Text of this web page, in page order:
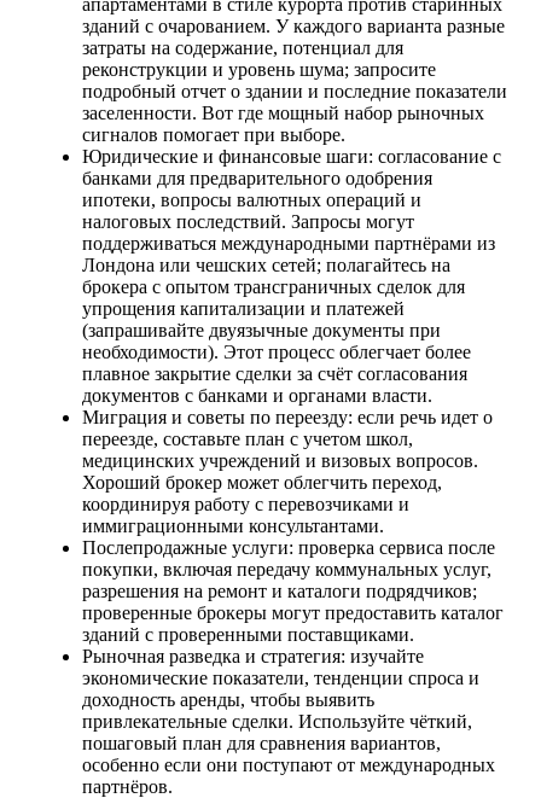
зданий с очарованием. У каждого варианта разные
затраты на содержание, потенциал для
реконструкции и уровень шума; запросите
подробный отчет о здании и последние показатели
заселенности. Вот где мощный набор рыночных
сигналов помогает при выборе.
Юридические и финансовые шаги: согласование с
банками для предварительного одобрения
ипотеки, вопросы валютных операций и
налоговых последствий. Запросы могут
поддерживаться международными партнёрами из
Лондона или чешских сетей; полагайтесь на
брокера с опытом трансграничных сделок для
упрощения капитализации и платежей
(запрашивайте двуязычные документы при
необходимости). Этот процесс облегчает более
плавное закрытие сделки за счёт согласования
документов с банками и органами власти.
Миграция и советы по переезду: если речь идет о
переезде, составьте план с учетом школ,
медицинских учреждений и визовых вопросов.
Хороший брокер может облегчить переход,
координируя работу с перевозчиками и
иммиграционными консультантами.
Послепродажные услуги: проверка сервиса после
покупки, включая передачу коммунальных услуг,
разрешения на ремонт и каталоги подрядчиков;
проверенные брокеры могут предоставить каталог
зданий с проверенными поставщиками.
Рыночная разведка и стратегия: изучайте
экономические показатели, тенденции спроса и
доходность аренды, чтобы выявить
привлекательные сделки. Используйте чёткий,
пошаговый план для сравнения вариантов,
особенно если они поступают от международных
партнёров.